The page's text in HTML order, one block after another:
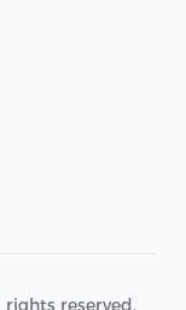
reserved.